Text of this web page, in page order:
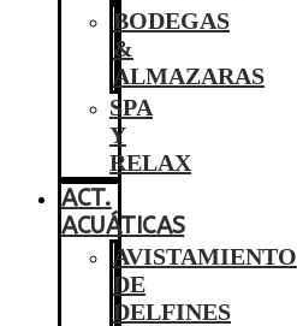
BODEGAS
&
ALMAZARAS
SPA
Y
RELAX
ACT.
ACUÁTICAS
AVISTAMIENTO
DE
DELFINES